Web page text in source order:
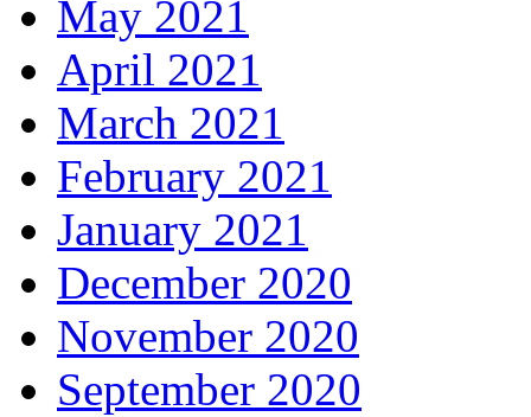
May 2021
April 2021
March 2021
February 2021
January 2021
December 2020
November 2020
September 2020